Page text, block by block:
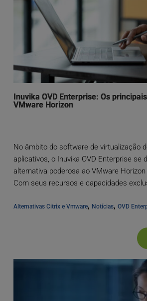
Inuvika OVD Enterprise: Os
VMware Horizon
No âmbito do software de virtualização
aplicativos, o Inuvika OVD Enterprise se
alternativa poderosa ao VMware
Com seus recursos e capacidades
Alternativas Citrix e Vmware, Notícias, OVD